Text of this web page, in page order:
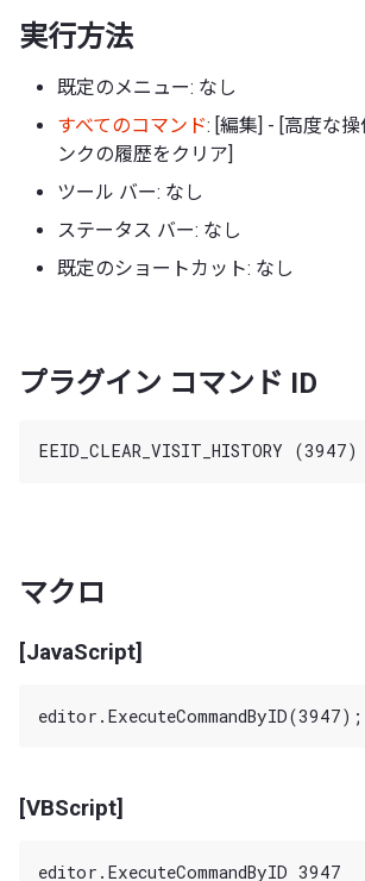
実行方法
既定のメニュー: なし
すべてのコマンド: [編集] - [高度な
ンクの履歴をクリア]
ツール バー: なし
ステータス バー: なし
既定のショートカット: なし
プラグイン コマンド ID
マクロ
[JavaScript]
[VBScript]